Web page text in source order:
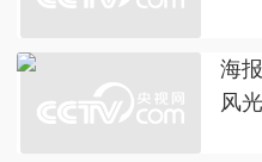
海
风光